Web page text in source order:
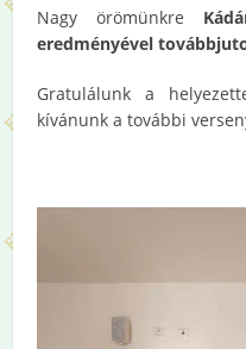
Nagy örömünkre
eredményével
Gratulálunk a
kívánunk a további